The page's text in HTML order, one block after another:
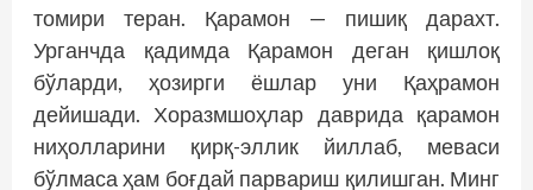
томири теран. Қарамон — пишиқ дарахт.
Урганчда қадимда Қарамон деган қишлоқ
бўларди, ҳозирги ёшлар уни Қаҳрамон
дейишади. Хоразмшоҳлар даврида қарамон
ниҳолларини қирқ-эллик йиллаб, меваси
бўлмаса ҳам боғдай парвариш қилишган. Минг